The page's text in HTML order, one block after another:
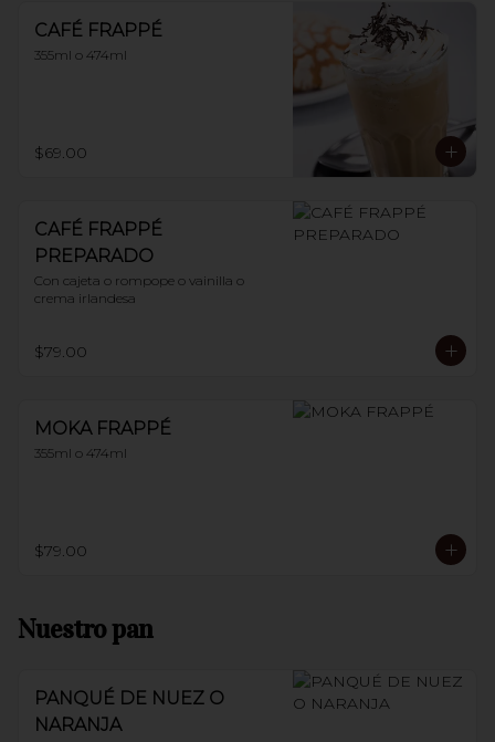
CAFÉ FRAPPÉ
355ml o 474ml
$69.00
CAFÉ FRAPPÉ
PREPARADO
Con cajeta o rompope o vainilla o
crema irlandesa
$79.00
MOKA FRAPPÉ
355ml o 474ml
$79.00
Nuestro pan
PANQUÉ DE NUEZ O
NARANJA